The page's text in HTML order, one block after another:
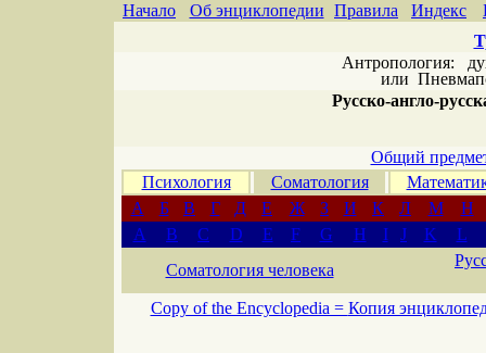
Начало Об энциклопедии Правила Индекс
Антропология:
или
Русско-англо-
Общий
Психология
Соматология
А
Б В Г Д Е Ж З И К Л М
Н
A
B C D E F G H I J K
L
Соматология человека
Copy of the Encyclopedia = Копия